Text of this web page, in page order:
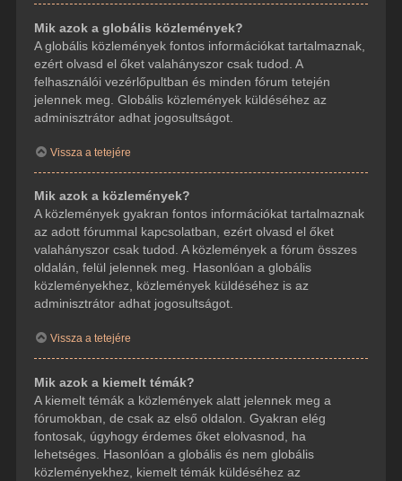
Mik azok a globális közlemények?
A globális közlemények fontos információkat tartalmaznak,
ezért olvasd el őket valahányszor csak tudod. A
felhasználói vezérlőpultban és minden fórum tetején
jelennek meg. Globális közlemények küldéséhez az
adminisztrátor adhat jogosultságot.
Vissza a tetejére
Mik azok a közlemények?
A közlemények gyakran fontos információkat tartalmaznak
az adott fórummal kapcsolatban, ezért olvasd el őket
valahányszor csak tudod. A közlemények a fórum összes
oldalán, felül jelennek meg. Hasonlóan a globális
közleményekhez, közlemények küldéséhez is az
adminisztrátor adhat jogosultságot.
Vissza a tetejére
Mik azok a kiemelt témák?
A kiemelt témák a közlemények alatt jelennek meg a
fórumokban, de csak az első oldalon. Gyakran elég
fontosak, úgyhogy érdemes őket elolvasnod, ha
lehetséges. Hasonlóan a globális és nem globális
közleményekhez, kiemelt témák küldéséhez az